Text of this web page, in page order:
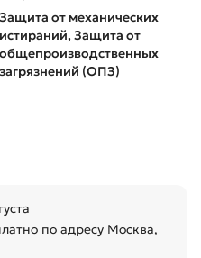
Защита от механических
истираний, Защита от
общепроизводственных
загрязнений (ОПЗ)
по адресу Москва,